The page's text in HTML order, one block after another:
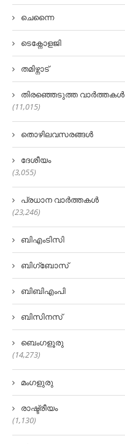
ചെന്നൈ
ടെക്നോളജി
തമിഴ്നാട്
തിരഞ്ഞെടുത്ത വാർത്തകൾ
(11,015)
തൊഴിലവസരങ്ങൾ
ദേശീയം
(3,055)
പ്രധാന വാർത്തകൾ
(23,246)
ബിഎംടിസി
ബിഗ്‌ബോസ്
ബിബിഎംപി
ബിസിനസ്
ബെംഗളൂരു
(14,273)
മംഗളുരു
രാഷ്ട്രീയം
(1,130)